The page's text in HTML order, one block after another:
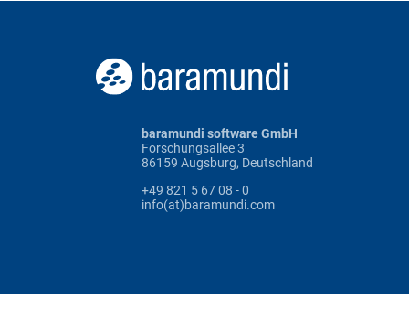
baramundi software GmbH
Forschungsallee 3
86159 Augsburg, Deutschland
+49 821 5 67 08 - 0
info(at)baramundi.com